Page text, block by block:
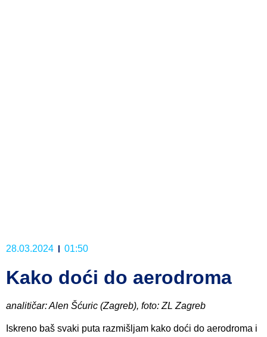
28.03.2024 01:50
Kako doći do aerodroma
analitičar: Alen Šćuric (Zagreb), foto: ZL Zagreb
Iskreno baš svaki puta razmišljam kako doći do aerodroma i